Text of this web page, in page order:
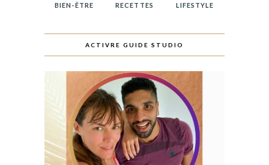
BIEN-ÊTRE RECETTES LIFESTYLE
ACTIVRE GUIDE STUDIO